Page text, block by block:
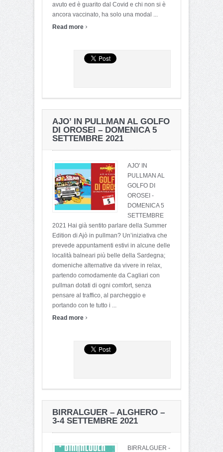
avuto ed è guarito dal Covid e chi non si è
ancora vaccinato, ha solo una modal ...
Read more ›
AJO’ IN PULLMAN AL GOLFO
DI OROSEI – DOMENICA 5
SETTEMBRE 2021
AJO' IN
PULLMAN AL
GOLFO DI
OROSEI -
DOMENICA 5
SETTEMBRE
2021 Hai già sentito parlare della Summer
Edition di Ajò in pullman? Un’iniziativa che
prevede appuntamenti estivi in alcune delle
località balneari più belle della Sardegna;
domeniche alternative da vivere in relax,
partendo comodamente da Cagliari con
pullman dotati di ogni comfort, senza
pensare al traffico, al parcheggio e
portando con te tutto i ...
Read more ›
BIRRALGUER – ALGHERO –
3-4 SETTEMBRE 2021
BIRRALGUER -